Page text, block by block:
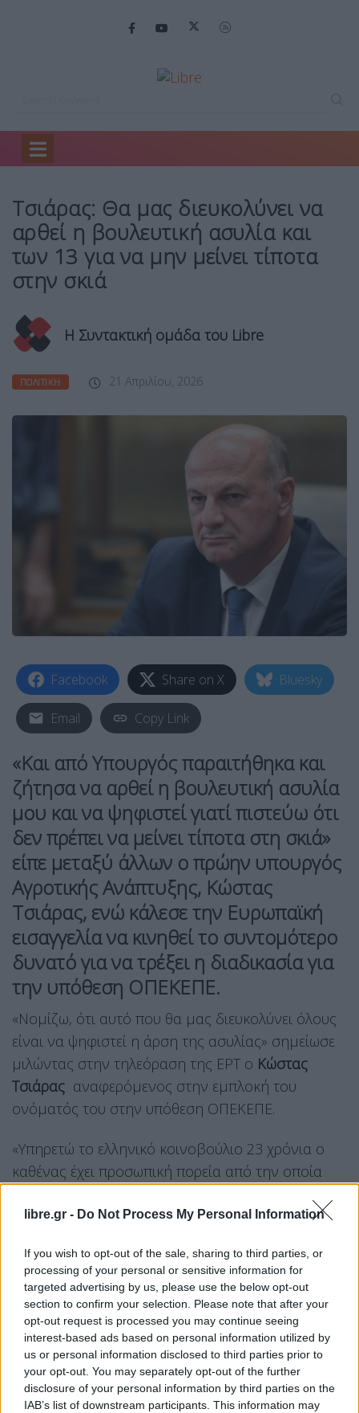
libre.gr - Do Not Process My Personal Information
If you wish to opt-out of the sale, sharing to third parties, or
processing of your personal or sensitive information for
targeted advertising by us, please use the below opt-out
section to confirm your selection. Please note that after your
opt-out request is processed you may continue seeing
interest-based ads based on personal information utilized by
us or personal information disclosed to third parties prior to
your opt-out. You may separately opt-out of the further
disclosure of your personal information by third parties on the
IAB’s list of downstream participants. This information may
Home
Τσιάρας: Θα μας διευκολύνει να
αρθεί η βουλευτική ασυλία και
των 13 για να μην μείνει τίποτα
στην σκιά
Η Συντακτική ομάδα του Libre
ΠΟΛΙΤΙΚΉ 21 Απριλίου, 2026
Facebook Share on X Bluesky
Email Copy Link
«Και από Υπουργός παραιτήθηκα και
ζήτησα να αρθεί η βουλευτική ασυλία
μου και να ψηφιστεί γιατί πιστεύω ότι
δεν πρέπει να μείνει τίποτα στη σκιά»
είπε μεταξύ άλλων ο πρώην υπουργός
Αγροτικής Ανάπτυξης, Κώστας
Τσιάρας, ενώ κάλεσε την Ευρωπαϊκή
εισαγγελία να κινηθεί το συντομότερο
δυνατό για να τρέξει η διαδικασία για
την υπόθεση ΟΠΕΚΕΠΕ.
«Νομίζω, ότι αυτό που θα μας διευκολύνει όλους
είναι να ψηφιστεί η άρση της ασυλίας» σημείωσε
μιλώντας στην τηλεόραση της ΕΡΤ ο Κώστας
Τσιάρας αναφερόμενος στην εμπλοκή του
ονόματός του στην υπόθεση ΟΠΕΚΕΠΕ.
«Υπηρετώ το ελληνικό κοινοβούλιο 23 χρόνια ο
καθένας έχει προσωπική πορεία από την οποία
βουλευτής δεν μένει παγερά αδιάφορος σε
Όταν ήμουν Υπουργός Δικαιοσύνης
κάναμεδεκάδες παρεμβάσεις και ως Υπουργός
Αγροτικής Ανάπτυξηςανέλαβα να αντιμετωπίσω
τη νούμερο ένα παθογένεια, τον ΟΠΕΚΕΠΕ, πολύ
πριν αναλάβει η ευρωπαϊκή εισαγγελία», τόνισε ο
Κώστας Τσιάρας.